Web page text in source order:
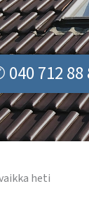
712 88
heti